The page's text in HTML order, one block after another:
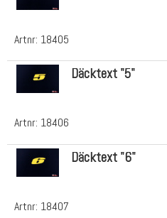
Artnr: 18405
Artnr: 18406
Däcktext "5"
Artnr: 18407
Däcktext "6"